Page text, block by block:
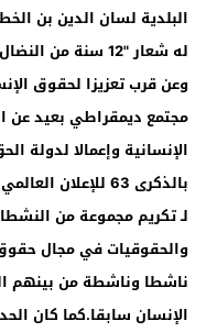
البلدية لسان الدين بن
له شعار "12 سنة من
وعن قرب تعزيزا لحقوق
مجتمع ديمقراطي بعيد عن
الإنسانية وإعمالا لدولة
بالذكرى 63 للإعلان
لـ تكريم مجموعة من
والحقوقيات في مجال
ناشطا وناشطة من بينهم
الإنسان سابقا.كما كان